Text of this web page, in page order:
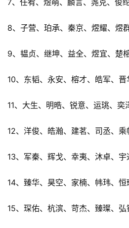
8、子营、珀承、秦京、煜耀、煜
9、韫贞、继坤、益全、煜宜、楚
10、东韬、永安、榕才、皓军、晋
11、大生、明晧、锐意、运珧、奕
12、洋俊、皓瀚、建茗、司丞、乘
13、军秦、辉戈、幸夷、沐卓、宇
14、臻华、昊空、家楠、帏玮、恒
15、琛佑、杭滨、苛杰、臻璨、弘